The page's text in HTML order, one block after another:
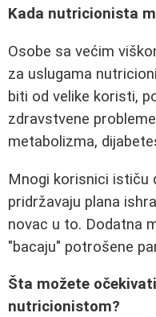
Kada nutricionista
Osobe sa većim
za uslugama
biti od velike koristi,
zdravstvene
metabolizma,
Mnogi korisnici ističu
pridržavaju plana
novac u to. Dodatna
"bacaju" potrošene
Šta možete
nutricionistom?